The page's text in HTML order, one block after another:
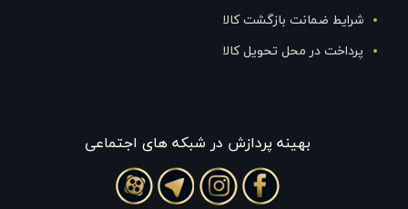
شرایط ضمانت بازگشت کالا
پرداخت در محل تحویل کالا
بهينه پردازش در شبکه های اجتماعی